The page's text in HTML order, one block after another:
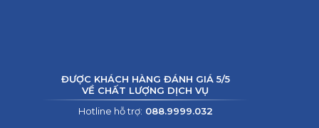
ĐƯỢC KHÁCH HÀNG ĐÁNH GIÁ 5/5
VỀ CHẤT LƯỢNG DỊCH VỤ
Hotline hỗ trợ: 088.9999.032